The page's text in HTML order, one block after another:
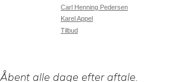
Carl Henning Pedersen
Karel Appel
Tilbud
Åbent alle dage efter aftale.